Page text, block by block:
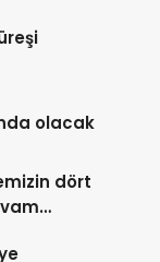
olacak
dört